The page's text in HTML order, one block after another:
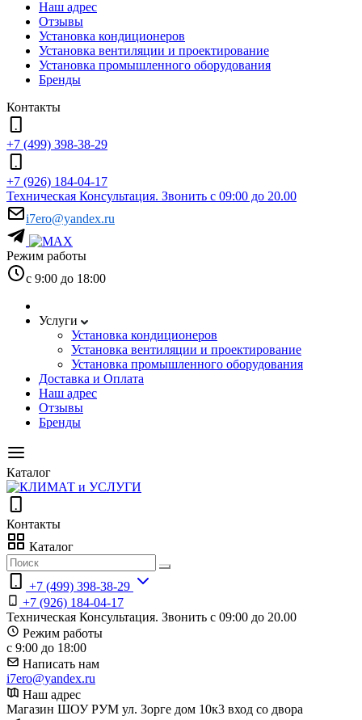
Наш адрес
Отзывы
Установка кондиционеров
Установка вентиляции и проектирование
Установка промышленного оборудования
Бренды
Контакты
+7 (499) 398-38-29
+7 (926) 184-04-17
Техническая Консультация. Звонить с 09:00 до 20.00
i7ero@yandex.ru
Режим работы
с 9:00 до 18:00
Услуги
Установка кондиционеров
Установка вентиляции и проектирование
Установка промышленного оборудования
Доставка и Оплата
Наш адрес
Отзывы
Бренды
Каталог
Контакты
Каталог
+7 (499) 398-38-29
+7 (926) 184-04-17
Техническая Консультация. Звонить с 09:00 до 20.00
Режим работы
с 9:00 до 18:00
Написать нам
i7ero@yandex.ru
Наш адрес
Магазин ШОУ РУМ ул. Зорге дом 10к3 вход со двора